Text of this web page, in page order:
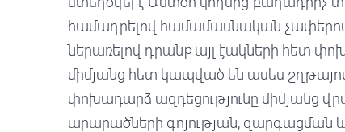
համադրելով համամասնական
ներառելով դրանք այլ էակների հետ
միմյանց հետ կապված են ասես
փոխադարձ ազդեցությունը միմյանց
արարածների գոյության, զարգացման